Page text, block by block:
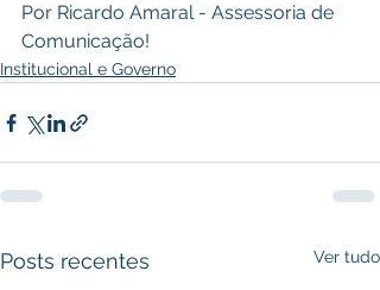
Por Ricardo Amaral - Assessoria de
Comunicação!
Institucional e Governo
Posts recentes Ver tudo